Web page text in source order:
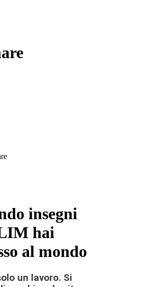
insegni
hai
al mondo
un lavoro. Si